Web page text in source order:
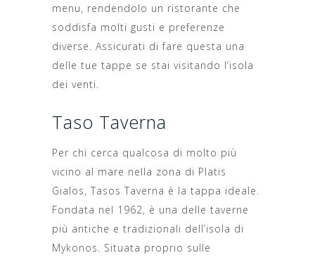
menu, rendendolo un ristorante che
soddisfa molti gusti e preferenze
diverse. Assicurati di fare questa una
delle tue tappe se stai visitando l’isola
dei venti.
Taso Taverna
Per chi cerca qualcosa di molto più
vicino al mare nella zona di Platis
Gialos, Tasos Taverna è la tappa ideale.
Fondata nel 1962, è una delle taverne
più antiche e tradizionali dell’isola di
Mykonos. Situata proprio sulle